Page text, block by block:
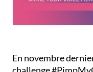
En novembre